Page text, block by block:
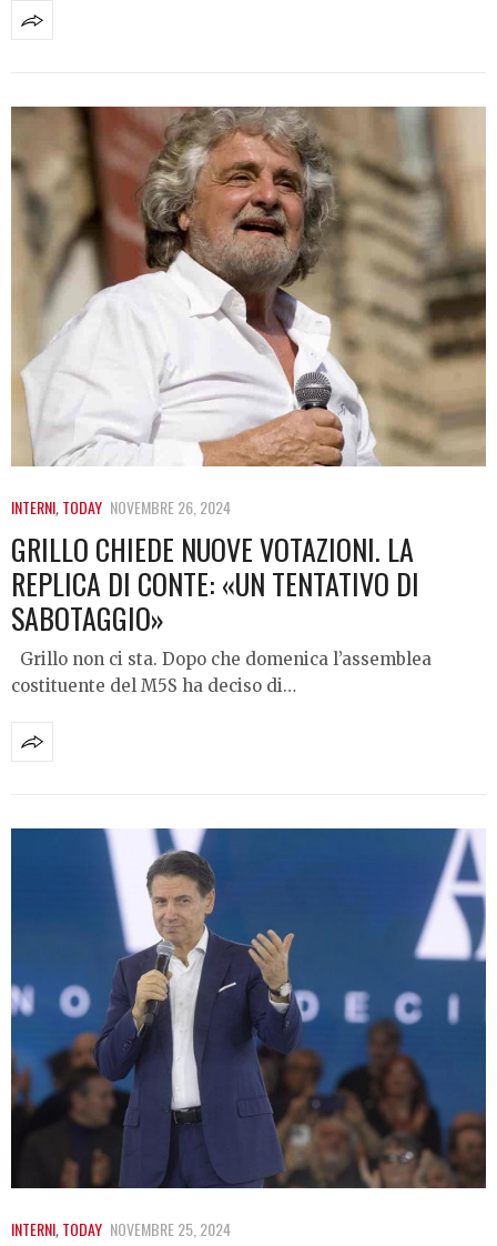
INTERNI,TODAY NOVEMBRE 26, 2024
GRILLO CHIEDE NUOVE VOTAZIONI. LA
REPLICA DI CONTE: «UN TENTATIVO DI
SABOTAGGIO»
Grillo non ci sta. Dopo che domenica l’assemblea
costituente del M5S ha deciso di…
INTERNI,TODAY NOVEMBRE 25, 2024